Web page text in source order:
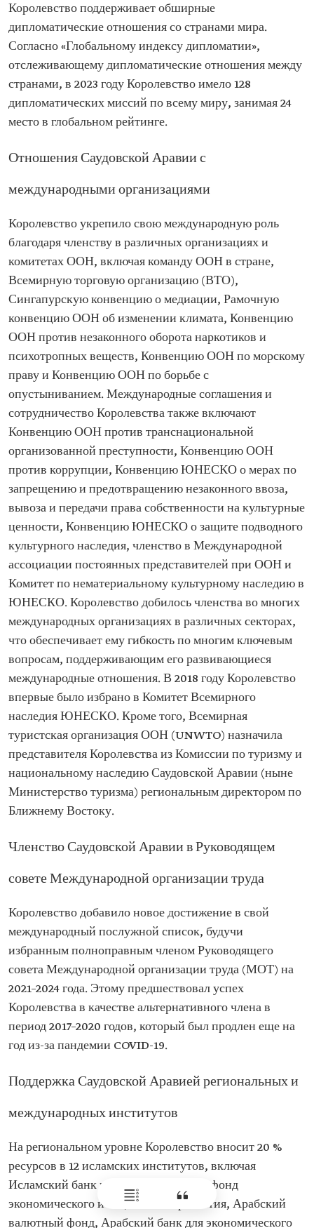
Королевство поддерживает обширные
дипломатические отношения со странами мира.
Согласно «Глобальному индексу дипломатии»,
отслеживающему дипломатические отношения между
странами, в 2023 году Королевство имело 128
дипломатических миссий по всему миру, занимая 24
место в глобальном рейтинге.
Отношения Саудовской Аравии с
международными организациями
Королевство укрепило свою международную роль
благодаря членству в различных организациях и
комитетах ООН, включая команду ООН в стране,
Всемирную торговую организацию (ВТО),
Сингапурскую конвенцию о медиации, Рамочную
конвенцию ООН об изменении климата, Конвенцию
ООН против незаконного оборота наркотиков и
психотропных веществ, Конвенцию ООН по морскому
праву и Конвенцию ООН по борьбе с
опустыниванием. Международные соглашения и
сотрудничество Королевства также включают
Конвенцию ООН против транснациональной
организованной преступности, Конвенцию ООН
против коррупции, Конвенцию ЮНЕСКО о мерах по
запрещению и предотвращению незаконного ввоза,
вывоза и передачи права собственности на культурные
ценности, Конвенцию ЮНЕСКО о защите подводного
культурного наследия, членство в Международной
ассоциации постоянных представителей при ООН и
Комитет по нематериальному культурному наследию в
ЮНЕСКО. Королевство добилось членства во многих
международных организациях в различных секторах,
что обеспечивает ему гибкость по многим ключевым
вопросам, поддерживающим его развивающиеся
международные отношения. В 2018 году Королевство
впервые было избрано в Комитет Всемирного
наследия ЮНЕСКО. Кроме того, Всемирная
туристская организация ООН (UNWTO) назначила
представителя Королевства из Комиссии по туризму и
национальному наследию Саудовской Аравии (ныне
Министерство туризма) региональным директором по
Ближнему Востоку.
Членство Саудовской Аравии в Руководящем
совете Международной организации труда
Королевство добавило новое достижение в свой
международный послужной список, будучи
избранным полноправным членом Руководящего
совета Международной организации труда (МОТ) на
2021–2024 года. Этому предшествовал успех
Королевства в качестве альтернативного члена в
период 2017–2020 годов, который был продлен еще на
год из-за пандемии COVID-19.
Поддержка Саудовской Аравией региональных и
международных институтов
На региональном уровне Королевство вносит 20 %
ресурсов в 12 исламских институтов, включая
Исламский банк развития, Арабский фонд
экономического и социального развития, Арабский
валютный фонд, Арабский банк для экономического